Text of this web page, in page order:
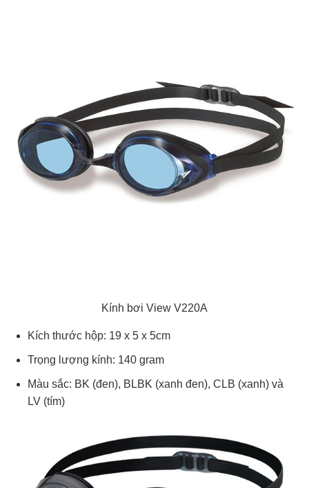
Kính bơi View V220A
Kích thước hộp: 19 x 5 x 5cm
Trọng lượng kính: 140 gram
Màu sắc: BK (đen), BLBK (xanh đen), CLB (xanh) và
LV (tím)